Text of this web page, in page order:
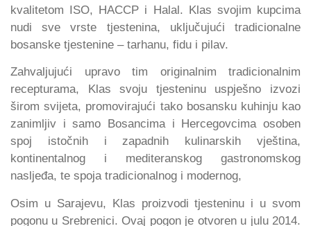
kvalitetom ISO, HACCP i Halal. Klas svojim kupcima
nudi sve vrste tjestenina, uključujući tradicionalne
bosanske tjestenine – tarhanu, fidu i pilav.
Zahvaljujući upravo tim originalnim tradicionalnim
recepturama, Klas svoju tjesteninu uspješno izvozi
širom svijeta, promovirajući tako bosansku kuhinju kao
zanimljiv i samo Bosancima i Hercegovcima osoben
spoj istočnih i zapadnih kulinarskih vještina,
kontinentalnog i mediteranskog gastronomskog
nasljeđa, te spoja tradicionalnog i modernog,
Osim u Sarajevu, Klas proizvodi tjesteninu i u svom
pogonu u Srebrenici. Ovaj pogon je otvoren u julu 2014.